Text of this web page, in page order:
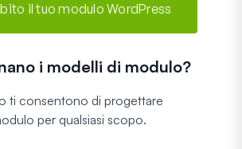
il tuo modulo WordPress
i modelli di modulo?
ti consentono di progettare
per qualsiasi scopo.